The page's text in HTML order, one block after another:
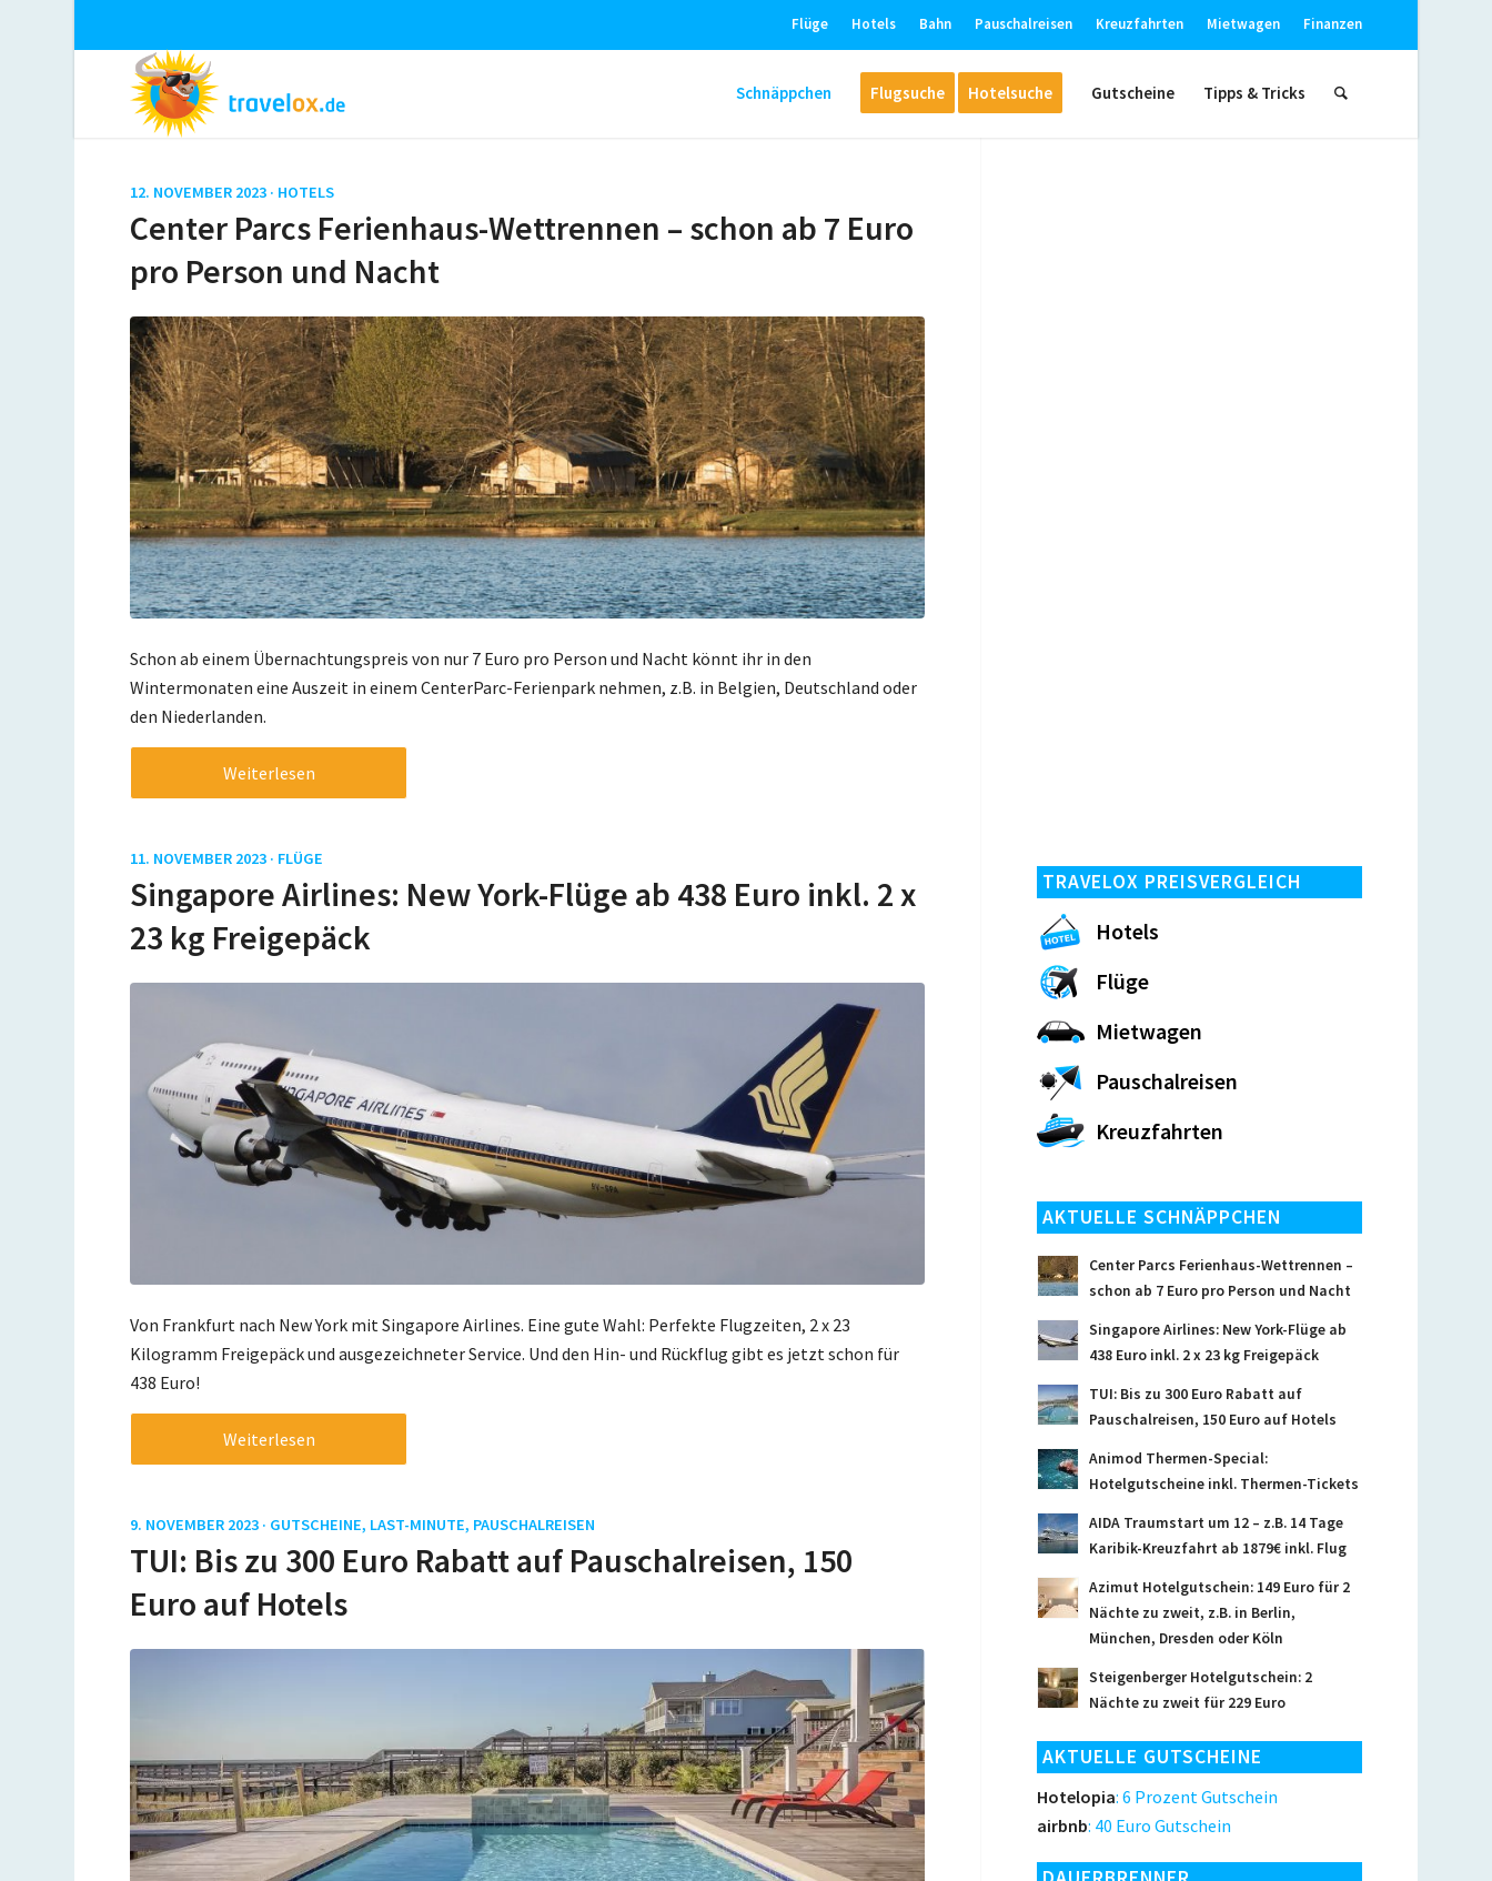
Flüge Hotels Bahn Pauschalreisen Kreuzfahrten Mietwagen Finanzen
Schnäppchen Flugsuche Hotelsuche Gutscheine Tipps & Tricks
12. NOVEMBER 2023 · HOTELS
Center Parcs Ferienhaus-Wettrennen – schon ab 7 Euro
pro Person und Nacht
Schon ab einem Übernachtungspreis von nur 7 Euro pro Person und Nacht könnt ihr in den
Wintermonaten eine Auszeit in einem CenterParc-Ferienpark nehmen, z.B. in Belgien, Deutschland oder
den Niederlanden.
Weiterlesen
11. NOVEMBER 2023 · FLÜGE
Singapore Airlines: New York-Flüge ab 438 Euro inkl. 2 x
23 kg Freigepäck
Von Frankfurt nach New York mit Singapore Airlines. Eine gute Wahl: Perfekte Flugzeiten, 2 x 23
Kilogramm Freigepäck und ausgezeichneter Service. Und den Hin- und Rückflug gibt es jetzt schon für
438 Euro!
Weiterlesen
9. NOVEMBER 2023 · GUTSCHEINE, LAST-MINUTE, PAUSCHALREISEN
TUI: Bis zu 300 Euro Rabatt auf Pauschalreisen, 150
Euro auf Hotels
TRAVELOX PREISVERGLEICH
Hotels
Flüge
Mietwagen
Pauschalreisen
Kreuzfahrten
AKTUELLE SCHNÄPPCHEN
Center Parcs Ferienhaus-Wettrennen –
schon ab 7 Euro pro Person und Nacht
Singapore Airlines: New York-Flüge ab
438 Euro inkl. 2 x 23 kg Freigepäck
TUI: Bis zu 300 Euro Rabatt auf
Pauschalreisen, 150 Euro auf Hotels
Animod Thermen-Special:
Hotelgutscheine inkl. Thermen-Tickets
AIDA Traumstart um 12 – z.B. 14 Tage
Karibik-Kreuzfahrt ab 1879€ inkl. Flug
Azimut Hotelgutschein: 149 Euro für 2
Nächte zu zweit, z.B. in Berlin,
München, Dresden oder Köln
Steigenberger Hotelgutschein: 2
Nächte zu zweit für 229 Euro
AKTUELLE GUTSCHEINE
Hotelopia: 6 Prozent Gutschein
airbnb: 40 Euro Gutschein